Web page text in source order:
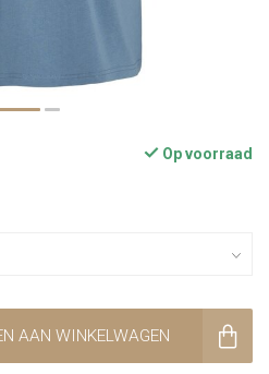
Op voorraad
AAN WINKELWAGEN